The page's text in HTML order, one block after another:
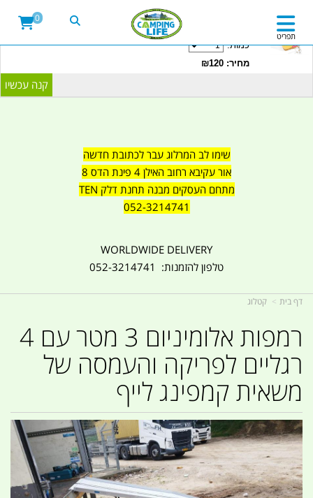
20LITRE WATER CONTAINER WITH TAP
CAMPINGLIFE ISRAEL קמפינג לייף
כמות:
מחיר: ₪120
שימו לב המרלוג עבר לכתובת חדשה
אור עקיבא רחוב האילן 4 פינת הדס 8
מתחם העסקים מבנה תחנת דלק TEN
052-3214741
WORLDWIDE DELIVERY
טלפון להזמנות: 052-3214741
תפריט
0
דף בית קטלוג
רמפות אלומיניום 3 מטר עם 4
רגליים לפריקה והעמסה של
משאית קמפינג לייף